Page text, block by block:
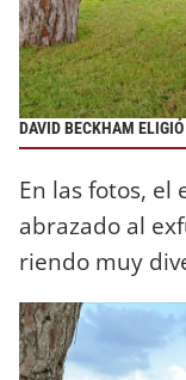
DAVID BECKHAM
En las fotos, el
abrazado al
riendo muy